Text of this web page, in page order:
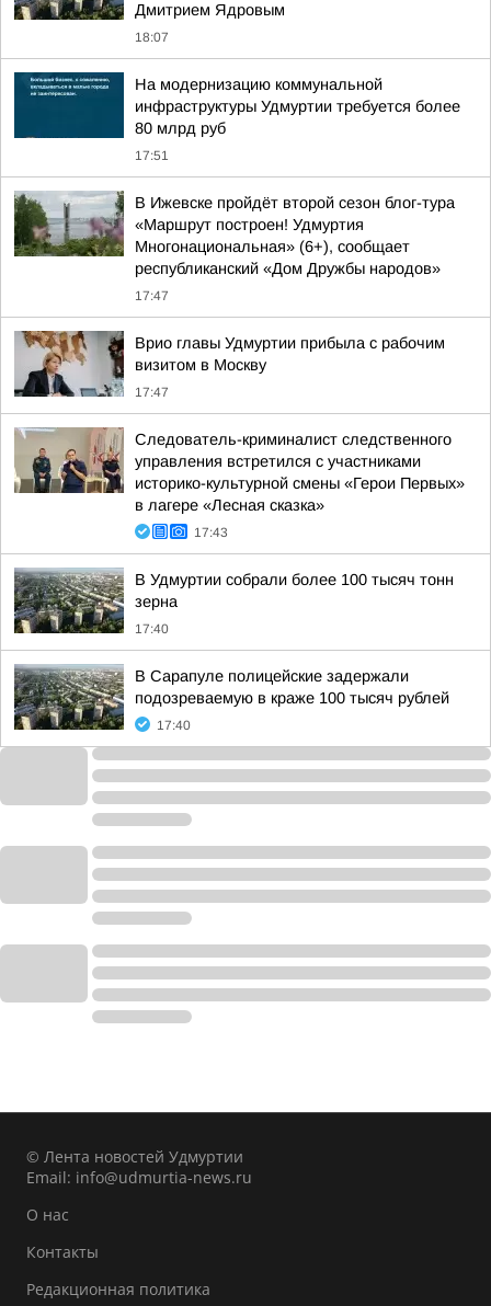
Дмитрием Ядровым
18:07
На модернизацию коммунальной
инфраструктуры Удмуртии требуется более
80 млрд руб
17:51
В Ижевске пройдёт второй сезон блог-тура
«Маршрут построен! Удмуртия
Многонациональная» (6+), сообщает
республиканский «Дом Дружбы народов»
17:47
Врио главы Удмуртии прибыла с рабочим
визитом в Москву
17:47
Следователь-криминалист следственного
управления встретился с участниками
историко-культурной смены «Герои Первых»
в лагере «Лесная сказка»
17:43
В Удмуртии собрали более 100 тысяч тонн
зерна
17:40
В Сарапуле полицейские задержали
подозреваемую в краже 100 тысяч рублей
17:40
© Лента новостей Удмуртии
Email: info@udmurtia-news.ru
О нас
Контакты
Редакционная политика